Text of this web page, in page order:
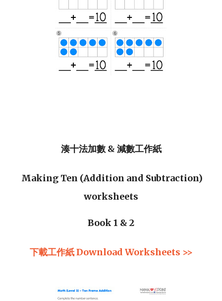
湊十法加數 & 減數工作紙
Making Ten (Addition and Subtraction)
worksheets
Book 1 & 2
下載工作紙Download Worksheets >>